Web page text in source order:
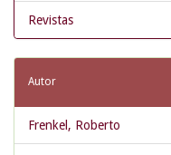
Revistas
Autor
Frenkel, Roberto